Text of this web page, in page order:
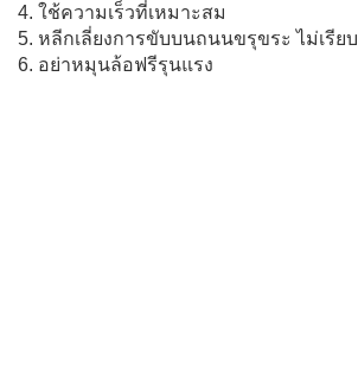
4. ใช้ความเร็วที่เหมาะสม
5. หลีกเลี่ยงการขับบนถนนขรุขระ ไม่เรียบ
6. อย่าหมุนล้อฟรีรุนแรง